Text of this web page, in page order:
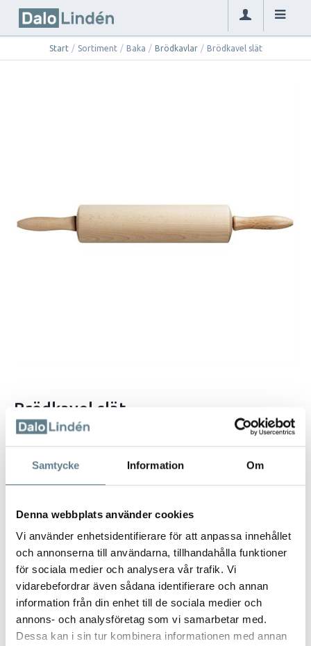
Samtycke Information Om
Denna webbplats använder cookies
Vi använder enhetsidentifierare för att anpassa innehållet
och annonserna till användarna, tillhandahålla funktioner
för sociala medier och analysera vår trafik. Vi
vidarebefordrar även sådana identifierare och annan
information från din enhet till de sociala medier och
annons- och analysföretag som vi samarbetar med.
Dessa kan i sin tur kombinera informationen med annan
Start / Sortiment / Baka / Brödkavlar / Brödkavel slät
Brödkavel slät
E-2210A
Beskrivning
Diameter: 6,5cm
2
2
1
7
-
0